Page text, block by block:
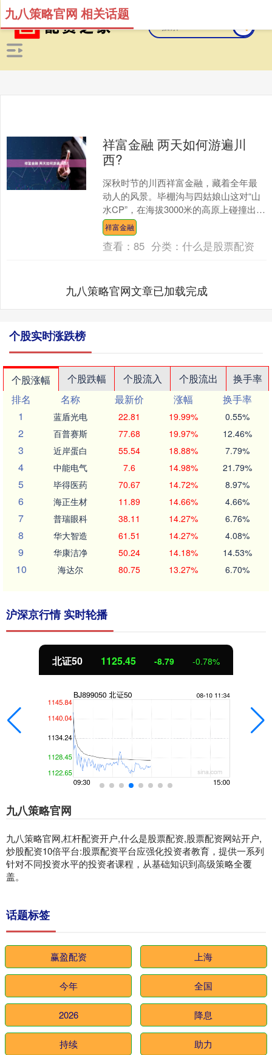
九八策略官网 相关话题
祥富金融 两天如何游遍川
西?
深秋时节的川西祥富金融，藏着全年最
动人的风景。毕棚沟与四姑娘山这对“山
水CP”，在海拔3000米的高原上碰撞出极
致色彩——四姑娘山的雪峰银白耀眼，
毕棚沟的彩林金....
祥富金融
查看：85 分类：什么是股票配资
九八策略官网文章已加载完成
个股实时涨跌榜
个股涨幅 个股跌幅 个股流入 个股流出
换手率
排名
名称 最新价 涨幅
换手率
1
蓝盾光电 22.81 19.99% 0.55%
2 百普赛斯 77.68 19.97% 12.46%
3 近岸蛋白 55.54 18.88% 7.79%
4 中能电气 7.6 14.98% 21.79%
5 毕得医药 70.67 14.72% 8.97%
6 海正生材 11.89 14.66% 4.66%
7 普瑞眼科 38.11 14.27% 6.76%
8 华大智造 61.51 14.27% 4.08%
9 华康洁净 50.24 14.18% 14.53%
10 海达尔 80.75 13.27% 6.70%
沪深京行情 实时轮播
北证50 1125.45 -8.79 -0.78%
九八策略官网
九八策略官网,杠杆配资开户,什么是股票配资,股票配资网站开户,
炒股配资10倍平台:股票配资平台应强化投资者教育，提供一系列
针对不同投资水平的投资者课程，从基础知识到高级策略全覆
盖。
话题标签
赢盈配资 上海
今年 全国
2026 降息
持续 助力